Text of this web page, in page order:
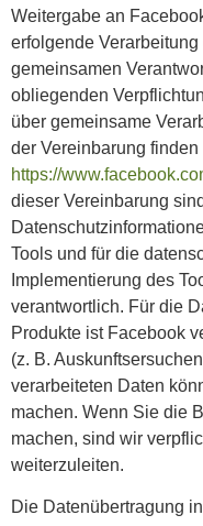
Weitergabe an
erfolgende
gemeinsamen
obliegenden
über gemeinsame
der Vereinbarung finden
https://
dieser Vereinbarung
Tools und für die
Implementierung des
verantwortlich. Für die
Produkte ist Facebook
(z. B.
verarbeiteten Daten
machen. Wenn Sie die
machen, sind wir
weiterzuleiten.
Die Datenübertragung